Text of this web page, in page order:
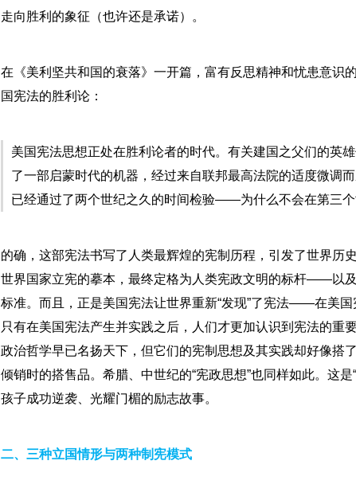
走向胜利的象征（也许还是承诺）。
在《美利坚共和国的衰落》一开篇，富有反思精神和忧患意识
国宪法的胜利论：
美国宪法思想正处在胜利论者的时代。有关建国之父们的英
了一部启蒙时代的机器，经过来自联邦最高法院的适度微调
已经通过了两个世纪之久的时间检验——为什么不会在第三个
的确，这部宪法书写了人类最辉煌的宪制历程，引发了世界历
世界国家立宪的摹本，最终定格为人类宪政文明的标杆——以
标准。而且，正是美国宪法让世界重新“发现”了宪法——在美
只有在美国宪法产生并实践之后，人们才更加认识到宪法的重
政治哲学早已名扬天下，但它们的宪制思想及其实践却好像搭
倾销时的搭售品。希腊、中世纪的“宪政思想”也同样如此。这
孩子成功逆袭、光耀门楣的励志故事。
二、三种立国情形与两种制宪模式